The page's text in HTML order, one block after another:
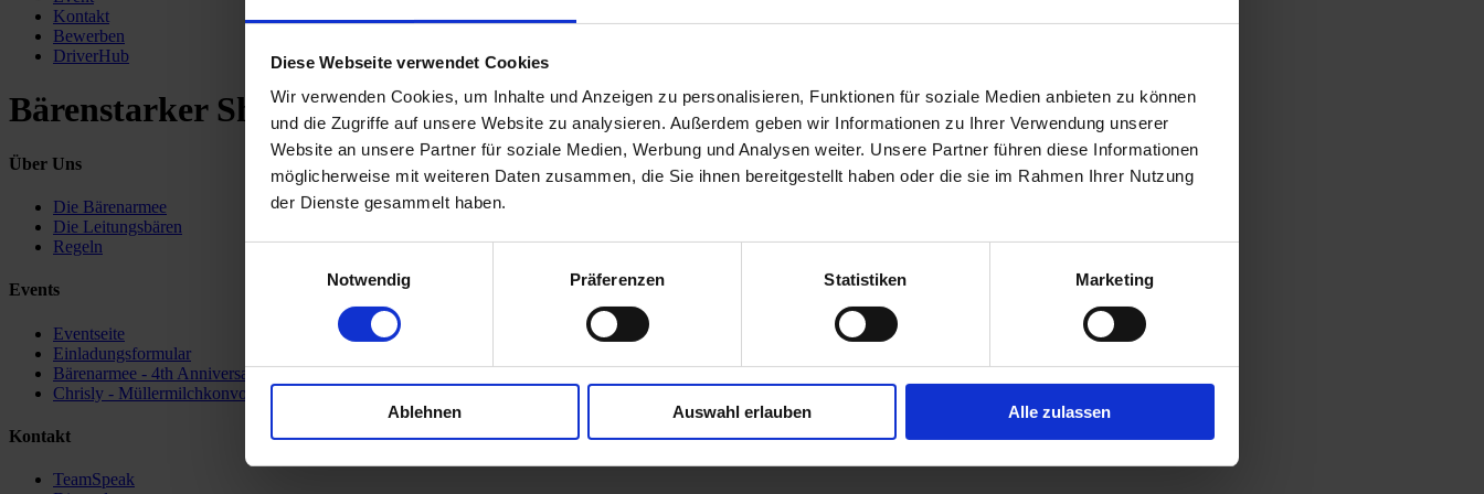
Diese Webseite verwendet Cookies
Wir verwenden Cookies, um Inhalte und Anzeigen zu personalisieren, Funktionen für soziale Medien anbieten zu können
und die Zugriffe auf unsere Website zu analysieren. Außerdem geben wir Informationen zu Ihrer Verwendung unserer
Website an unsere Partner für soziale Medien, Werbung und Analysen weiter. Unsere Partner führen diese Informationen
möglicherweise mit weiteren Daten zusammen, die Sie ihnen bereitgestellt haben oder die sie im Rahmen Ihrer Nutzung
der Dienste gesammelt haben.
Notwendig
Präferenzen Statistiken Marketing
Ablehnen Auswahl erlauben Alle zulassen
Kontakt
Bewerben
DriverHub
Bärenstarker Shop
Über Uns
Die Bärenarmee
Die Leitungsbären
Regeln
Events
Eventseite
Einladungsformular
Bärenarmee - 4th Anniversary
Chrisly - Müllermilchkonvoi #6
Kontakt
TeamSpeak